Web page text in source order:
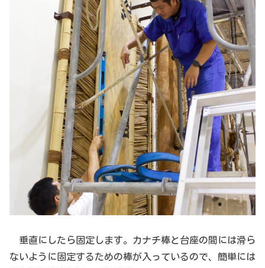
垂直にしたら固定します。カナチ棒と台座の間には滑ら
ないように固定するための棒が入っているので、簡単には